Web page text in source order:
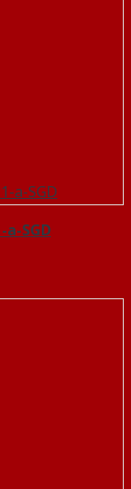
a-SGD